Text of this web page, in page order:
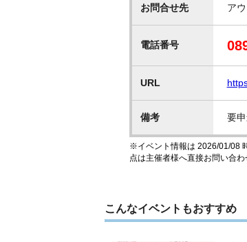
お問合せ先 ア
電話番号
URL
備考 要
※イベント情報は 2026/01/08
点は主催者様へ直接お問い合わ
こんなイベントもおすすめ